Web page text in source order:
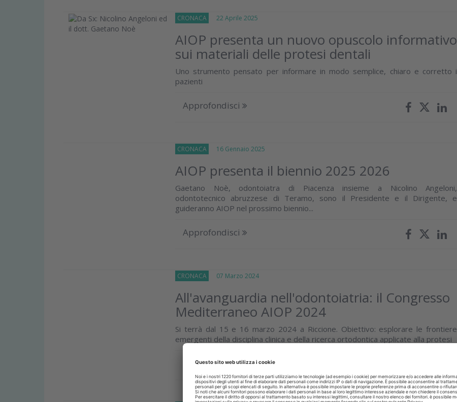
CRONACA 22 Aprile 2025
AIOP presenta un nuovo opuscolo informativo
sui materiali delle protesi dentali
Uno strumento pensato per informare in modo semplice, chiaro e corretto i
pazienti
Approfondisci
CRONACA 16 Gennaio 2025
AIOP presenta il biennio 2025 2026
Gaetano Noè, odontoiatra di Piacenza insieme a Nicolino Angeloni,
odontotecnico abruzzese di Teramo, sono il Presidente e il Dirigente, e
guideranno AIOP nel prossimo biennio...
Approfondisci
CRONACA 07 Marzo 2024
All'avanguardia nell'odontoiatria: il Congresso
Mediterraneo AIOP 2024
Si terrà dal 15 e 16 marzo 2024 a Riccione. Obiettivo: esplorare le frontiere
emergenti della disciplina clinica e della ricerca ortodontica applicate alla protesi
Approfondisci